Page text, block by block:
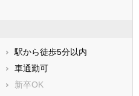
北足立郡伊奈町
入間郡毛呂山町
比企郡滑川町
駅から徒歩5分以内
車通勤可
新卒OK